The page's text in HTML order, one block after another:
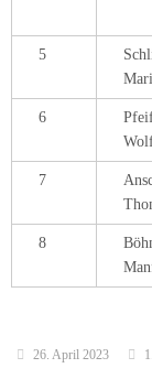
5
6
7
8
26. April 2023